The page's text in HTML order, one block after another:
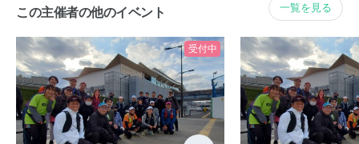
この主催者の他のイベント 一覧を見る
受付中